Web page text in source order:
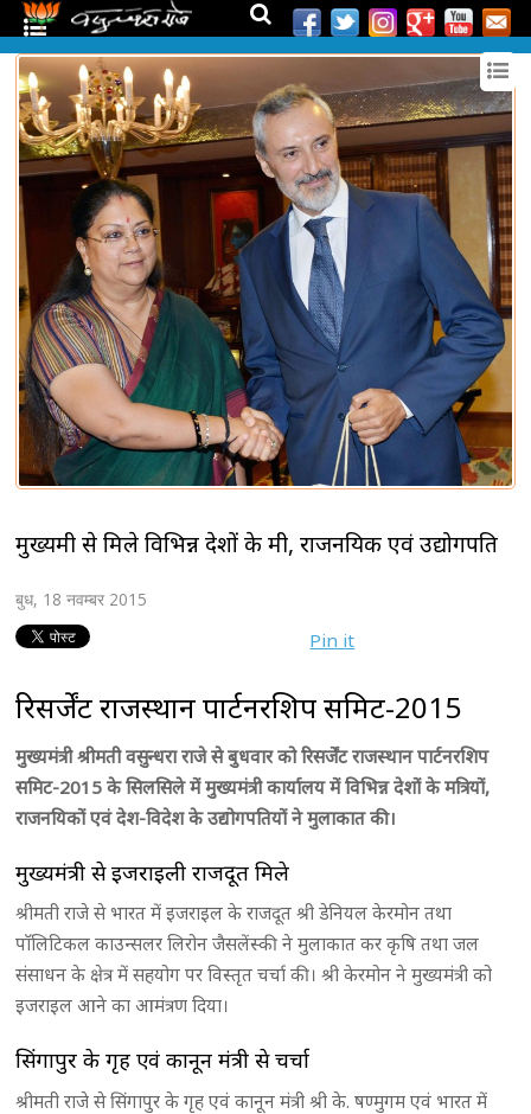
मुख्यमंत्री से मिले विभिन्न देशों के मंत्री, राजनयिक एवं उद्योगपति
बुध, 18 नवम्बर 2015
Pin it
रिसर्जेंट राजस्थान पार्टनरशिप समिट-2015
मुख्यमंत्री श्रीमती वसुन्धरा राजे से बुधवार को रिसर्जेंट राजस्थान पार्टनरशिप
समिट-2015 के सिलसिले में मुख्यमंत्री कार्यालय में विभिन्न देशों के मत्रियों,
राजनयिकों एवं देश-विदेश के उद्योगपतियों ने मुलाकात की।
मुख्यमंत्री से इजराइली राजदूत मिले
श्रीमती राजे से भारत में इजराइल के राजदूत श्री डेनियल केरमोन तथा
पाॅलिटिकल काउन्सलर लिरोन जैसलेंस्की ने मुलाकात कर कृषि तथा जल
संसाधन के क्षेत्र में सहयोग पर विस्तृत चर्चा की। श्री केरमोन ने मुख्यमंत्री को
इजराइल आने का आमंत्रण दिया।
सिंगापुर के गृह एवं कानून मंत्री से चर्चा
श्रीमती राजे से सिंगापुर के गृह एवं कानून मंत्री श्री के. षण्मुगम एवं भारत में